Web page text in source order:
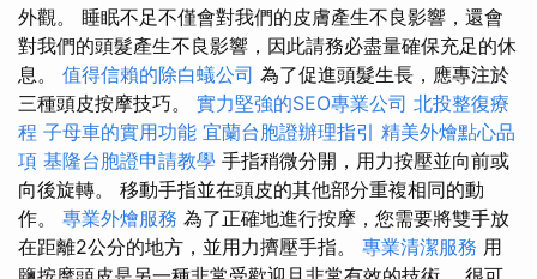
外觀。 睡眠不足不僅會對我們的皮膚產生不良影響，還會
對我們的頭髮產生不良影響，因此請務必盡量確保充足的休
息。 值得信賴的除白蟻公司 為了促進頭髮生長，應專注於
三種頭皮按摩技巧。 實力堅強的SEO專業公司 北投整復療
程 子母車的實用功能 宜蘭台胞證辦理指引 精美外燴點心品
項 基隆台胞證申請教學 手指稍微分開，用力按壓並向前或
向後旋轉。 移動手指並在頭皮的其他部分重複相同的動
作。 專業外燴服務 為了正確地進行按摩，您需要將雙手放
在距離2公分的地方，並用力擠壓手指。 專業清潔服務 用